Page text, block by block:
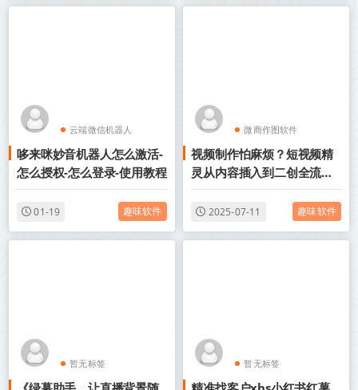
云端微信机器人
点歌机器人
哆来咪妙音机器人怎么激活-
怎么授权-怎么登录-使用教程
01-19 趣味软件
微商作图软件
视频制作软件
视频制作怕麻烦？短视频精
灵从内容插入到二创全流程
包办
2025-07-11 趣味软件
暂无标签 暂无标签